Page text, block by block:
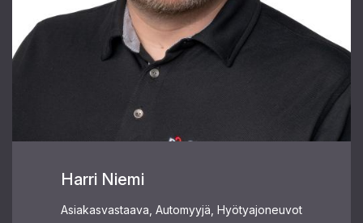
Harri Niemi
Asiakasvastaava, Automyyjä, Hyötyajoneuvot